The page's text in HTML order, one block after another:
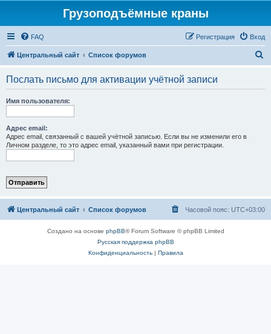
Грузоподъёмные краны
FAQ Вход
Регистрация
Центральный сайт Список форумов
Послать письмо для активации учётной записи
Имя пользователя:
Адрес email:
Адрес email, связанный с вашей учётной записью. Если вы не изменили его в
Личном разделе, то это адрес email, указанный вами при регистрации.
Центральный сайт Список форумов Часовой пояс: UTC+03:00
Создано на основе phpBB® Forum Software © phpBB Limited
Русская поддержка phpBB
Конфиденциальность| Правила